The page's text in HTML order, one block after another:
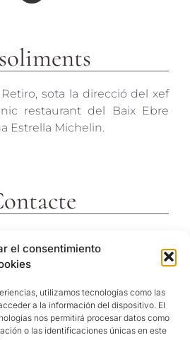
el consentimiento
utilizamos tecnologías como las
a la información del dispositivo. El
nos permitirá procesar datos como
o las identificaciones únicas en este
sota la direcció del xef
restaurant del Baix Ebre
Estrella Michelin.
26″ E